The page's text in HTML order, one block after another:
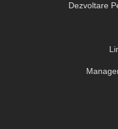
Dezvoltare